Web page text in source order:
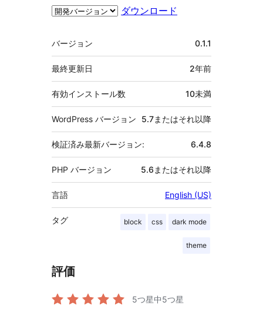
ダウンロード
メ
タ
バージョン 0.1.1
最終更新日 2年前
有効インストール数 10未満
WordPress バージョン 5.7またはそれ以降
検証済み最新バージョン: 6.4.8
PHP バージョン 5.6またはそれ以降
言語 English (US)
タグ block css dark mode
theme
評価
5つ星中5つ星